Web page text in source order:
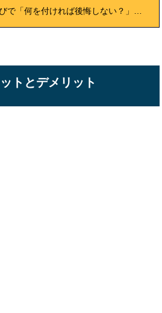
注文住宅のオプション選びで「何を付ければ後悔しない？」「予算はいくら必要？」と悩んでいませんか？ このブログでは、2026年最新の人気オプション一覧と費用相場、現場経験者の体験談、プロが伝授する選び方や失敗事例まで徹底解説！ 初めて家を建てる方も、リフォームや建て替え検討中の方も、“納得と安心”のオプション選びができるまとめガイドです。 家族の暮らしに本当に必要な設備・仕様を見極め、後悔のないマイホームづくりを一緒に目指しましょう。
トとデメリット